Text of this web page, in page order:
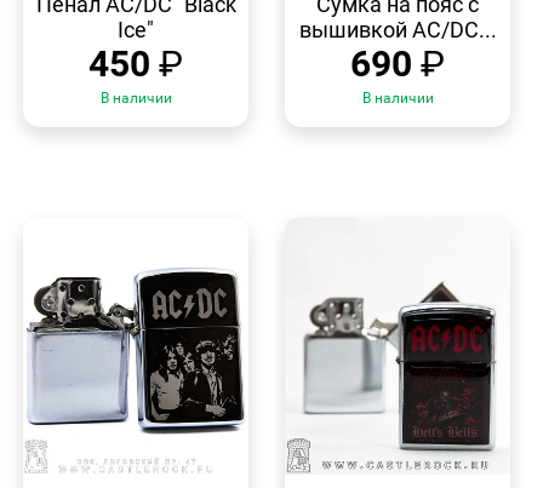
Ice"
450 ₽
В наличии
вышивкой AC/DC...
690 ₽
В наличии